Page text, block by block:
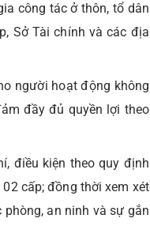
công tác ở thôn, tổ dân
Sở Tài chính và các địa
người hoạt động không
đầy đủ quyền lợi theo
điều kiện theo quy định
cấp; đồng thời xem xét
an ninh và sự gắn